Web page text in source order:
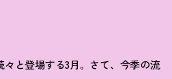
と登場する3月。さて、今季の流